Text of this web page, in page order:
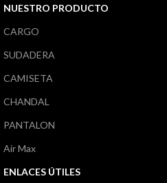
NUESTRO PRODUCTO
CARGO
SUDADERA
CAMISETA
CHANDAL
PANTALON
Air Max
ENLACES ÚTILES